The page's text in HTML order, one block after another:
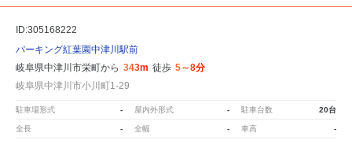
ID:305168222
パーキング紅葉園中津川駅前
岐阜県中津川市栄町から 343m 徒歩 5～8分
岐阜県中津川市小川町1-29
駐車場形式 - 屋内外形式 - 駐車台数 20台
全長 - 全幅 - 車高 -